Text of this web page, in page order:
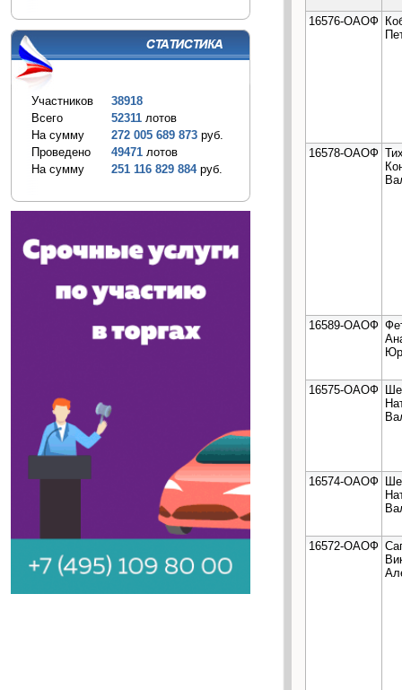
Участников
38918
Всего
52311 лотов
На сумму
272 005 689 873 руб.
Проведено
49471 лотов
На сумму
251 116 829 884руб.
16576-ОАОФ
16578-ОАОФ
16589-ОАОФ
16575-ОАОФ
16574-ОАОФ
16572-ОАОФ